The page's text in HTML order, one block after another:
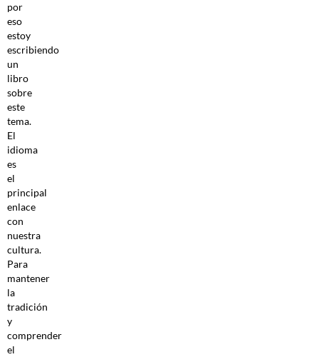
por
eso
estoy
escribiendo
un
libro
sobre
este
tema.
El
idioma
es
el
principal
enlace
con
nuestra
cultura.
Para
mantener
la
tradición
y
comprender
el